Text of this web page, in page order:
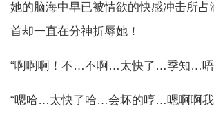
她的脑海中早已被情欲的快感冲击所占
首却一直在分神折辱她！
“啊啊啊！不…不啊…太快了…季知…唔
“嗯哈…太快了哈…会坏的哼…嗯啊啊